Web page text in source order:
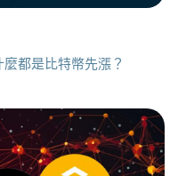
都是比特幣先漲？